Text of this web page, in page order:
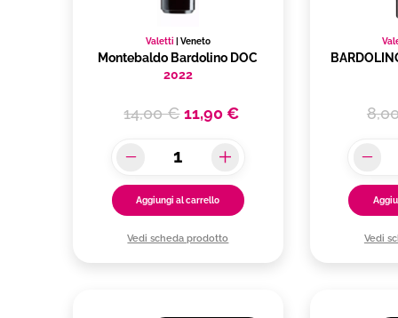
Valetti Veneto
Montebaldo Bardolino DOC
2022
14,00 € 11,90 €
Aggiungi al carrello
Vedi scheda prodotto Vedi